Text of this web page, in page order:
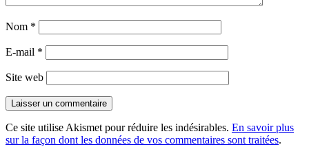
Nom *
E-mail *
Site web
Ce site utilise Akismet pour réduire les indésirables. En savoir plus
sur la façon dont les données de vos commentaires sont traitées.